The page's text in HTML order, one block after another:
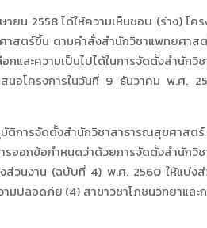
2558 ได้ให้ความเห็นชอบ (ร่าง) โค
สตร์ขึ้น ตามคำสั่งสำนักวิชาแพทยศาส
ละความเป็นไปได้ในการจัดตั้งสำนัก
นอโครงการในวันที่ 9 ธันวาคม พ.ศ.
ารจัดตั้งสำนักวิชาสาธารณสุขศาสต
รออกข้อกำหนดว่าด้วยการจัดตั้งสำนัก
ส่วนงาน (ฉบับที่ 4) พ.ศ. 2560 ให้แบ่งส่
ปลอดภัย (4) สาขาวิชาโภชนวิทยาและก